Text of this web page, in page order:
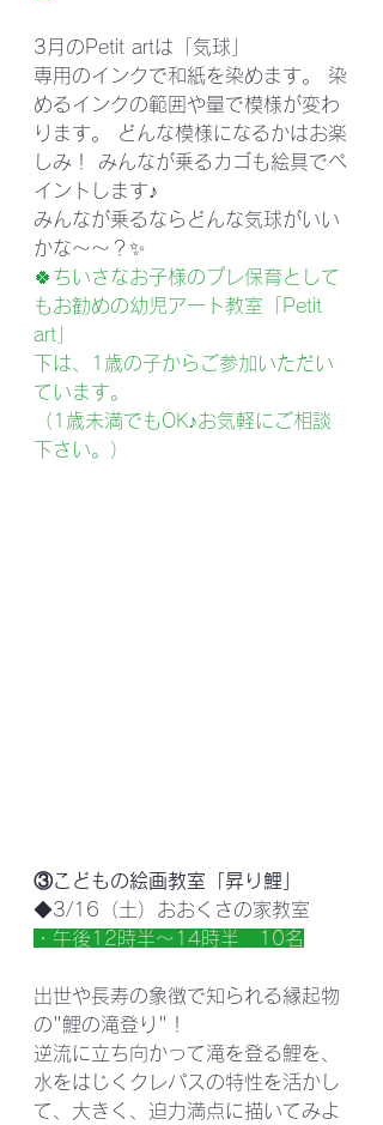
3月のPetit artは「気球」
専用のインクで和紙を染めます。 染
めるインクの範囲や量で模様が変わ
ります。 どんな模様になるかはお楽
しみ！ みんなが乗るカゴも絵具でペ
イントします♪
みんなが乗るならどんな気球がいい
かな～～？✨
🍀ちいさなお子様のプレ保育として
もお勧めの幼児アート教室「Petit
art」
下は、1歳の子からご参加いただい
ています。
（1歳未満でもOK♪お気軽にご相談
下さい。）
③こどもの絵画教室「昇り鯉」
◆3/16（土）おおくさの家教室
・午後12時半～14時半　10名
出世や長寿の象徴で知られる縁起物
の"鯉の滝登り"！
逆流に立ち向かって滝を登る鯉を、
水をはじくクレパスの特性を活かし
て、大きく、迫力満点に描いてみよ